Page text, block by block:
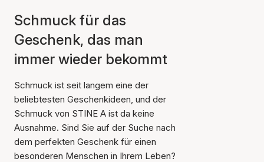
Schmuck für das
Geschenk, das man
immer wieder bekommt
Schmuck ist seit langem eine der
beliebtesten Geschenkideen, und der
Schmuck von STINE A ist da keine
Ausnahme. Sind Sie auf der Suche nach
dem perfekten Geschenk für einen
besonderen Menschen in Ihrem Leben?